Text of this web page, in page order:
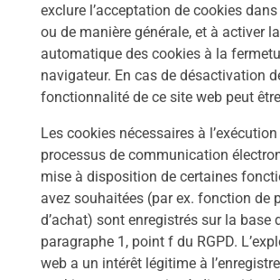
exclure l’acceptation de cookies
ou de manière générale, et à activer
automatique des cookies à la
navigateur. En cas de désactivation
fonctionnalité de ce site web peut
Les cookies nécessaires à
processus de communication
mise à disposition de certaines
avez souhaitées (par ex. fonction de
d’achat) sont enregistrés sur la base
paragraphe 1, point f du RGPD.
web a un intérêt légitime à